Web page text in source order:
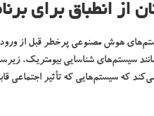
از انطباق برای
هوش مصنوعی پرخطر قبل از ورود
سیستم‌های شناسایی بیومتریک،
که سیستم‌هایی که تأثیر اجتماعی